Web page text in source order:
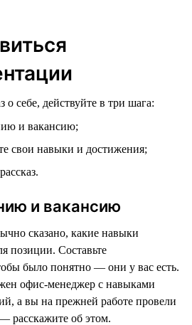
о себе, действуйте в три шага:
и вакансию;
свои навыки и достижения;
и вакансию
сказано, какие навыки
позиции. Составьте
было понятно — они у вас есть.
офис-менеджер с навыками
а вы на прежней работе провели
расскажите об этом.